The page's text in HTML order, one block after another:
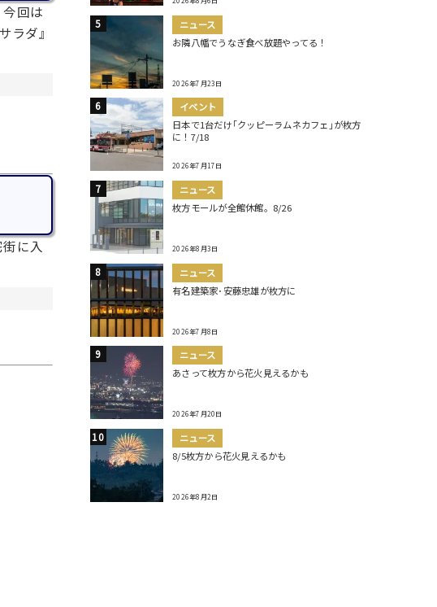
回は
ラダ』
に入
ニュース
お隣八幡でうなぎ食べ放題やってる！
2026年7月23日
イベント
日本で1台だけ｢クッピーラムネカフェ｣が枚方
に！7/18
2026年7月17日
ニュース
枚方モールが全館休館。8/26
2026年8月3日
ニュース
有名建築家･安藤忠雄が枚方に
2026年7月8日
ニュース
あさって枚方から花火見えるかも
2026年7月20日
ニュース
8/5枚方から花火見えるかも
2026年8月2日